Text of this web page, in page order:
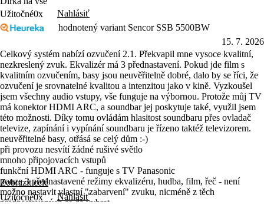
Užitočné0x
Nahlásiť
hodnotený variant Sencor SSB 5500BW
15. 7. 2026
Celkový systém nabízí ozvučení 2.1. Překvapil mne vysoce kvalitní,
nezkreslený zvuk. Ekvalizér má 3 přednastavení. Pokud jde film s
kvalitním ozvučením, basy jsou neuvěřitelně dobré, dalo by se říci, že
ozvučení je srovnatelné kvalitou a intenzitou jako v kině. Vyzkoušel
jsem všechny audio vstupy, vše funguje na výbornou. Protože můj TV
má konektor HDMI ARC, a soundbar jej poskytuje také, využil jsem
této možnosti. Díky tomu ovládám hlasitost soundbaru přes ovladač
televize, zapínání i vypínání soundbaru je řízeno taktéž televizorem.
neuvěřitelné basy, otřásá se celý dům :-)
při provozu nesvítí žádné rušivé světlo
mnoho připojovacích vstupů
funkční HDMI ARC - funguje s TV Panasonic
pouze 3 přednastavené režimy ekvalizéru, hudba, film, řeč - není
možno nastavit vlastní "zabarvení" zvuku, nicméně z těch
přednastavených se dá vybrat.
Zobrazit celé
Užitočné0x
Nahlásiť